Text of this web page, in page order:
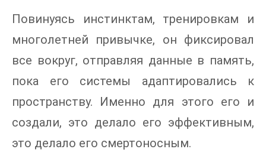
Повинуясь инстинктам, тренировкам и
многолетней привычке, он фиксировал
все вокруг, отправляя данные в память,
пока его системы адаптировались к
пространству. Именно для этого его и
создали, это делало его эффективным,
это делало его смертоносным.